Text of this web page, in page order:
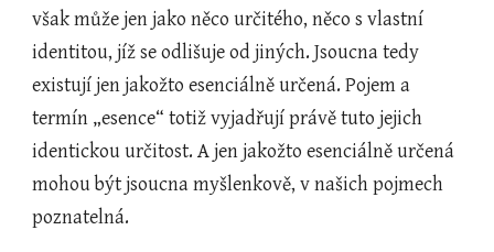
však může jen jako něco určitého, něco s vlastní
identitou, jíž se odlišuje od jiných. Jsoucna tedy
existují jen jakožto esenciálně určená. Pojem a
termín „esence“ totiž vyjadřují právě tuto jejich
identickou určitost. A jen jakožto esenciálně určená
mohou být jsoucna myšlenkově, v našich pojmech
poznatelná.